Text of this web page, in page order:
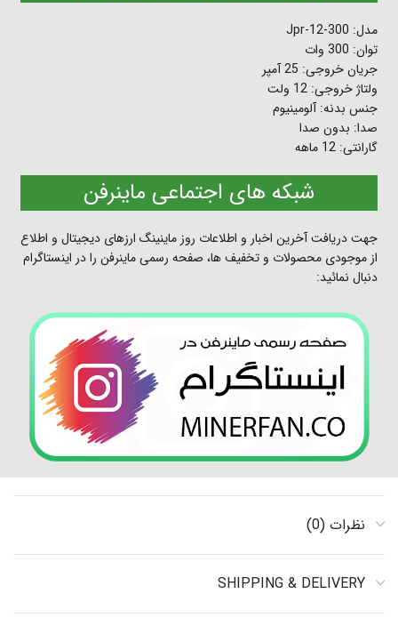
مدل: Jpr-12-300
توان: 300 وات
جریان خروجی: 25 آمپر
ولتاژ خروجی: 12 ولت
جنس بدنه: آلومینیوم
صدا: بدون صدا
گارانتی: 12 ماهه
شبکه های اجتماعی ماینرفن
جهت دریافت آخرین اخبار و اطلاعات روز ماینینگ ارزهای دیجیتال و اطلاع
از موجودی محصولات و تخفیف ها، صفحه رسمی ماینرفن را در اینستاگرام
دنبال نمائید:
نظرات (0)
SHIPPING & DELIVERY